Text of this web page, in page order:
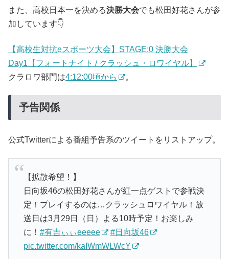
また、高校日本一を決める決勝大会でも松田好花さんが参
加しています👇
【高校生対抗eスポーツ大会】STAGE:0 決勝大会
Day1【フォートナイト / クラッシュ・ロワイヤル】
クラロワ部門は4:12:00頃から 。
予告関係
公式Twitterによる番組予告系のツイートをリストアップ。
【拡散希望！】
日向坂46の松田好花さんが紅一点ゲストで参戦決
定！プレイするのは…クラッシュロワイヤル！放
送日は3月29日（日）よる10時予定！お楽しみ
に！ #有吉ぃぃeeeee
#日向坂46
pic.twitter.com/kaIWmWLWcY